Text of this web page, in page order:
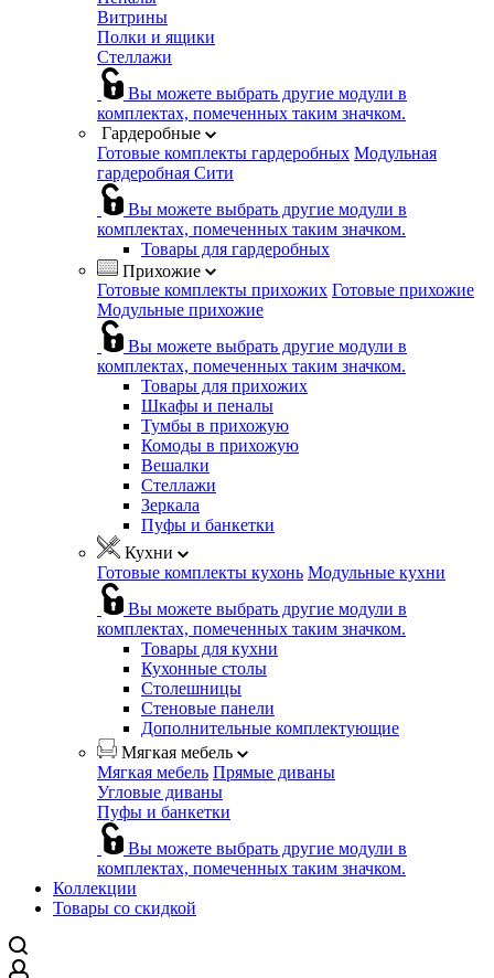
Витрины
Полки и ящики
Стеллажи
Вы можете выбрать другие модули в
комплектах, помеченных таким значком.
Гардеробные
Готовые комплекты гардеробных Модульная
гардеробная Сити
Вы можете выбрать другие модули в
комплектах, помеченных таким значком.
Товары для гардеробных
Прихожие
Готовые комплекты прихожих Готовые прихожие
Модульные прихожие
Вы можете выбрать другие модули в
комплектах, помеченных таким значком.
Товары для прихожих
Шкафы и пеналы
Тумбы в прихожую
Комоды в прихожую
Вешалки
Стеллажи
Зеркала
Пуфы и банкетки
Кухни
Готовые комплекты кухонь Модульные кухни
Вы можете выбрать другие модули в
комплектах, помеченных таким значком.
Товары для кухни
Кухонные столы
Столешницы
Стеновые панели
Дополнительные комплектующие
Мягкая мебель
Мягкая мебель Прямые диваны
Угловые диваны
Пуфы и банкетки
Вы можете выбрать другие модули в
комплектах, помеченных таким значком.
Коллекции
Товары со скидкой